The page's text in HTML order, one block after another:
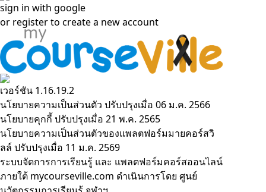
sign in with google
or register to create a new account
เวอร์ชัน 1.16.19.2
นโยบายความเป็นส่วนตัว ปรับปรุงเมื่อ 06 ม.ค. 2566
นโยบายคุกกี้ ปรับปรุงเมื่อ 21 พ.ค. 2565
นโยบายความเป็นส่วนตัวของแพลตฟอร์มมายคอร์สวิ
ลล์ปรับปรุงเมื่อ 11 ม.ค. 2569
ระบบจัดการการเรียนรู้ และ แพลตฟอร์มคอร์สออนไลน์
ภายใต้ mycourseville.com ดำเนินการโดย ศูนย์